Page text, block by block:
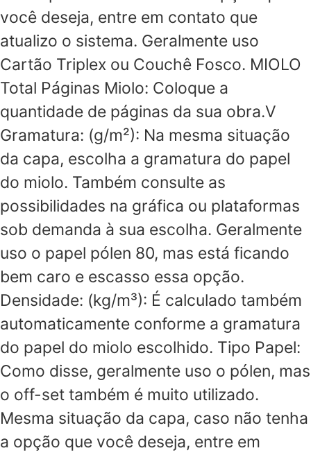
você deseja, entre em contato que
atualizo o sistema. Geralmente uso
Cartão Triplex ou Couchê Fosco. MIOLO
Total Páginas Miolo: Coloque a
quantidade de páginas da sua obra.V
Gramatura: (g/m²): Na mesma situação
da capa, escolha a gramatura do papel
do miolo. Também consulte as
possibilidades na gráfica ou plataformas
sob demanda à sua escolha. Geralmente
uso o papel pólen 80, mas está ficando
bem caro e escasso essa opção.
Densidade: (kg/m³): É calculado também
automaticamente conforme a gramatura
do papel do miolo escolhido. Tipo Papel:
Como disse, geralmente uso o pólen, mas
o off-set também é muito utilizado.
Mesma situação da capa, caso não tenha
a opção que você deseja, entre em